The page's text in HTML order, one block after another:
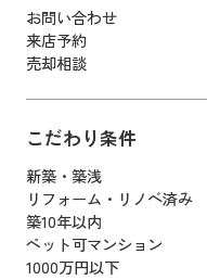
お問い合わせ
来店予約
売却相談
こだわり条件
新築・築浅
リフォーム・リノベ済み
築10年以内
ペット可マンション
1000万円以下